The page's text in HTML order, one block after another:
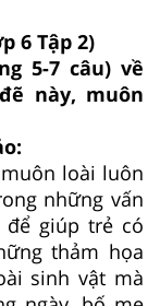
6 Tập 2)
5-7 câu) về
này, muôn
loài luôn
những vấn
giúp trẻ có
thảm họa
sinh vật mà